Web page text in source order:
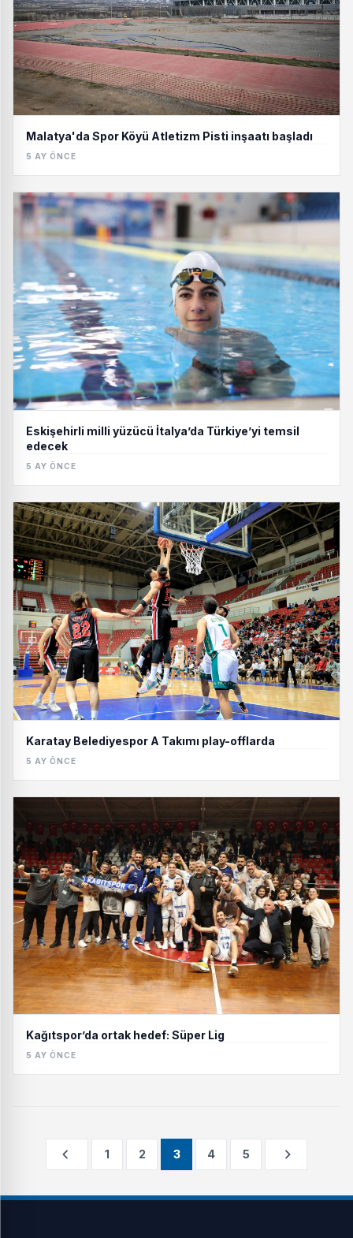
Malatya'da Spor Köyü Atletizm Pisti inşaatı başladı
5 AY ÖNCE
Eskişehirli milli yüzücü İtalya’da Türkiye’yi temsil
edecek
5 AY ÖNCE
Karatay Belediyespor A Takımı play-offlarda
5 AY ÖNCE
Kağıtspor’da ortak hedef: Süper Lig
5 AY ÖNCE
1 2 3 4 5